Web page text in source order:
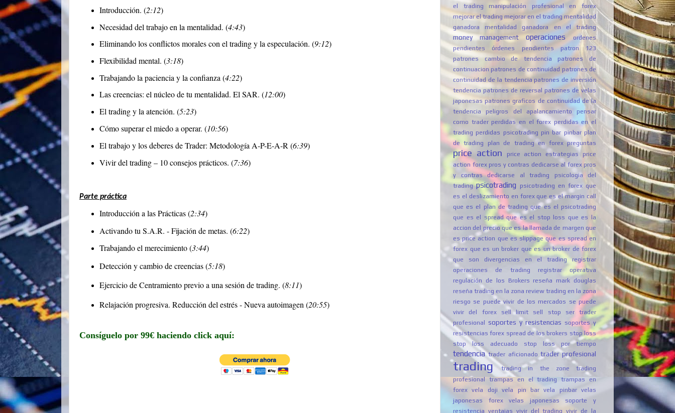
Introducción. (2:12)
Necesidad del trabajo en la mentalidad. (4:43)
Eliminando los conflictos morales con el trading y la especulación. (9:12)
Flexibilidad mental. (3:18)
Trabajando la paciencia y la confianza (4:22)
Las creencias: el núcleo de tu mentalidad. El SAR. (12:00)
El trading y la atención. (5:23)
Cómo superar el miedo a operar. (10:56)
El trabajo y los deberes de Trader: Metodología A-P-E-A-R (6:39)
Vivir del trading – 10 consejos prácticos. (7:36)
Parte práctica
Introducción a las Prácticas (2:34)
Activando tu S.A.R. - Fijación de metas. (6:22)
Trabajando el merecimiento (3:44)
Detección y cambio de creencias (5:18)
Ejercicio de Centramiento previo a una sesión de trading. (8:11)
Relajación progresiva. Reducción del estrés - Nueva autoimagen (20:55)
Consíguelo por 99€ haciendo click aquí:
el trading
manipulación profesional en forex
mejorar el trading mejorar en el trading mentalidad
ganadora
mentalidad ganadora en el trading
money management operaciones
ordenes
pendientes
órdenes pendientes
patron 123
patrones cambio de tendencia
patrones de
continuacion patrones de continuidad patrones de
continuidad de la tendencia patrones de inversión
tendencia patrones de reversal patrones de velas
japonesas patrones graficos de continuidad de la
tendencia
peligros del apalancamiento
pensar
como trader perdidas en el forex perdidas en el
trading perdidas psicotrading pin bar pinbar plan
de trading
plan de trading en forex preguntas
price action price action estrategias
price
action forex pros y contras dedicarse al forex pros
y contras dedicarse al trading
psicologia del
trading psicotrading psicotrading en forex que
es el deslizamiento en forex que es el margin call
que es el plan de trading que es el psicotrading
que es el spread que es el stop loss que es la
accion del precio que es la llamada de margen que
es price action que es slippage que es spread en
forex que es un broker que es un broker de forex
que son divergencias en el trading
registrar
operaciones de trading
registrar operativa
regulación de los Brokers reseña mark douglas
reseña trading en la zona review trading en la zona
riesgo se puede vivir de los mercados se puede
vivir del forex
sell limit sell stop
ser trader
profesional
soportes y resistencias soportes y
resistencias forex spread de los brokers stop loss
stop loss adecuado
stop loss por tiempo
tendencia trader aficionado trader profesional
trading trading in the zone
trading
profesional
trampas en el trading
trampas en
forex vela doji vela pin bar vela pinbar velas
japonesas forex
velas japonesas soporte y
resistencia ventajas vivir del trading vivir de la